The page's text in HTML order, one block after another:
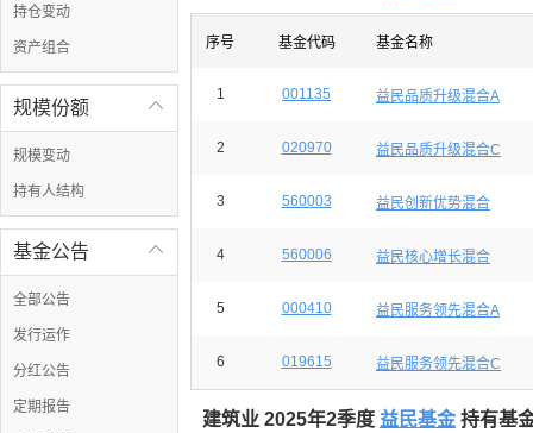
持仓变动
资产组合

规模份额
规模变动
持有人结构

基金公告
全部公告
发行运作
分红公告
定期报告
序号 基金代码 基金名称
1 001135 益民品质升级混合A
2 020970 益民品质升级混合C
3 560003 益民创新优势混合
4 560006 益民核心增长混合
5 000410 益民服务领先混合A
6 019615 益民服务领先混合C
建筑业 2025年2季度 益民基金 持有基